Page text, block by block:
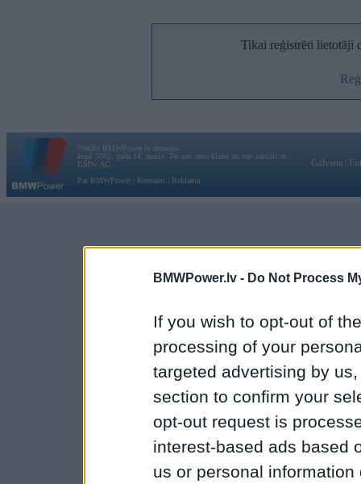
BMWPower.lv - Do Not Process
If you wish to opt-out of
processing of your
targeted advertising by
section to confirm your
opt-out request is
interest-based ads based
us or personal
Tikai reģistrēti lietotāji
Vortāls BMWPower.lv darbojas
kopš 2002. gada 14. maija. Tas nav auto klubs un nav saistīts ar
BMW AG.
Par BMWPower
Kontakti Reklāma
Galvena